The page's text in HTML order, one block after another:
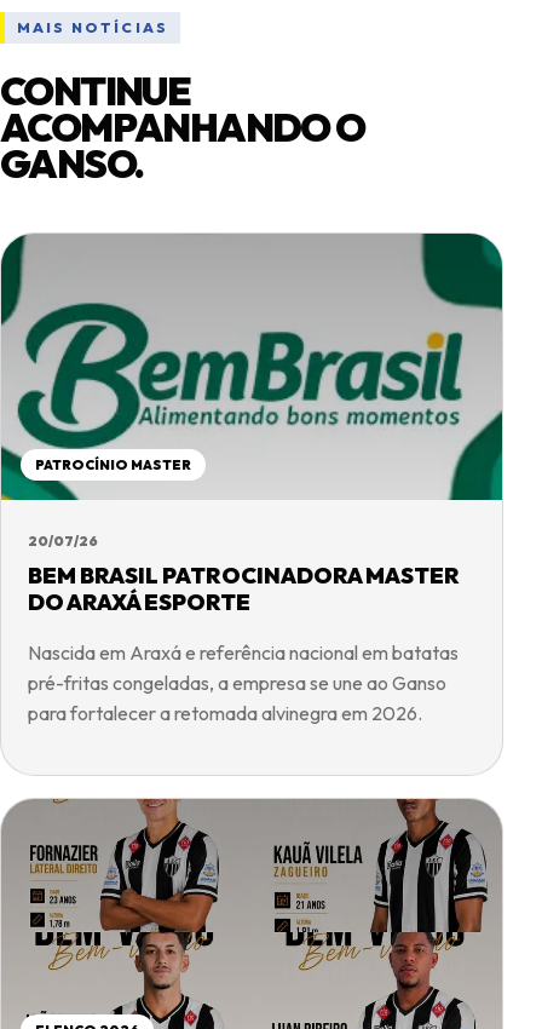
MAIS NOTÍCIAS
CONTINUE
ACOMPANHANDO O
GANSO.
PATROCÍNIO MASTER
20/07/26
BEM BRASIL PATROCINADORA MASTER
DO ARAXÁ ESPORTE
Nascida em Araxá e referência nacional em batatas
pré-fritas congeladas, a empresa se une ao Ganso
para fortalecer a retomada alvinegra em 2026.